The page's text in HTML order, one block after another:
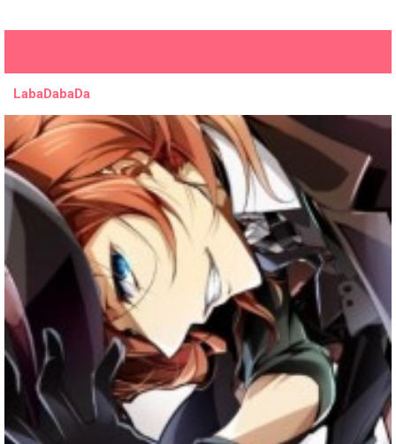
LabaDabaDa